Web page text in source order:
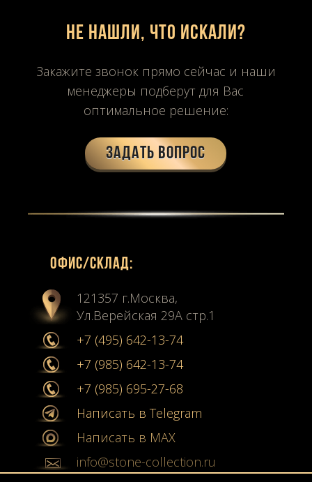
Не нашли, что искали?
Закажите звонок прямо сейчас и наши
менеджеры подберут для Вас
оптимальное решение:
Задать вопрос
Офиc/склад:
121357 г.Москва,
Ул.Верейская 29А стр.1
+7 (495) 642-13-74
+7 (985) 642-13-74
+7 (985) 695-27-68
Написать в Telegram
Написать в MAX
info@stone-collection.ru